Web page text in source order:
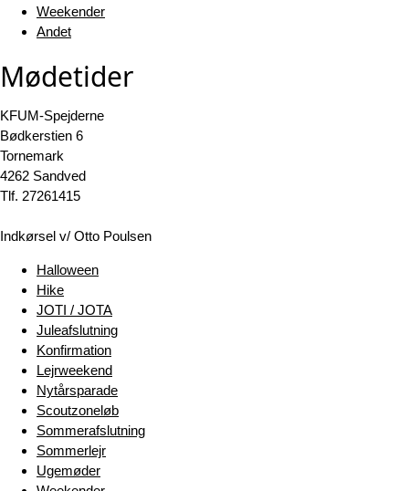
Weekender
Andet
Mødetider
KFUM-Spejderne
Bødkerstien 6
Tornemark
4262 Sandved
Tlf. 27261415
Indkørsel v/ Otto Poulsen
Halloween
Hike
JOTI / JOTA
Juleafslutning
Konfirmation
Lejrweekend
Nytårsparade
Scoutzoneløb
Sommerafslutning
Sommerlejr
Ugemøder